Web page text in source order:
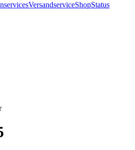
VersandserviceShopStatus